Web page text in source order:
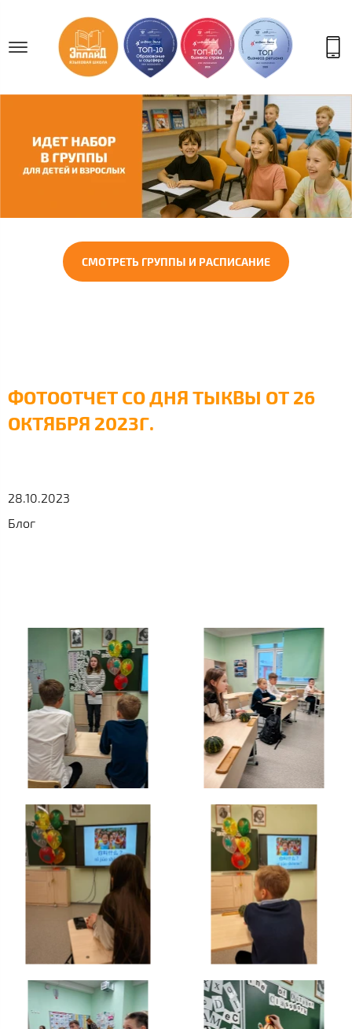
СМОТРЕТЬ ГРУППЫ И РАСПИСАНИЕ
ФОТООТЧЕТ СО ДНЯ ТЫКВЫ ОТ 26
ОКТЯБРЯ 2023Г.
28.10.2023
Блог